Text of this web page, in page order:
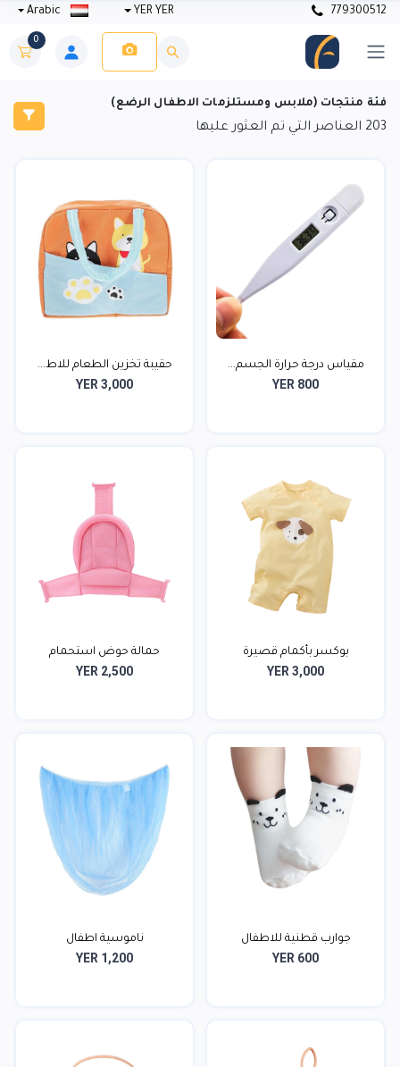
779300512
YER YER
0
فئة منتجات (ملابس ومستلزمات الاطفال الرضع)
203 العناصر التي تم العثور عليها
مقياس درجة حرارة الجسم...
YER 800
حقيبة تخزين الطعام للاط...
YER 3,000
بوكسر بأكمام قصيرة
YER 3,000
حمالة حوض استحمام
YER 2,500
جوارب قطنية للاطفال
YER 600
ناموسية اطفال
YER 1,200